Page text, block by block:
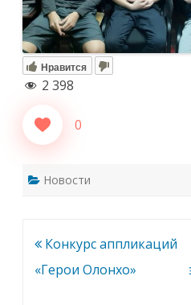
Нравится
2 398
0
Новости
Навигация
по
Конкурс аппликаций
«Герои Олонхо»